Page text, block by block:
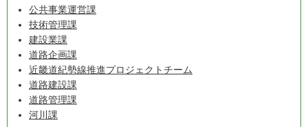
公共事業運営課
技術管理課
建設業課
道路企画課
近畿道紀勢線推進プロジェクトチーム
道路建設課
道路管理課
河川課